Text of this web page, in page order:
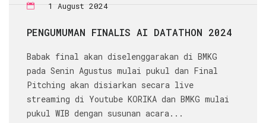
1 August 2024
PENGUMUMAN FINALIS AI DATATHON 2024
Babak final akan diselenggarakan di BMKG
pada Senin Agustus mulai pukul dan Final
Pitching akan disiarkan secara live
streaming di Youtube KORIKA dan BMKG mulai
pukul WIB dengan susunan acara...